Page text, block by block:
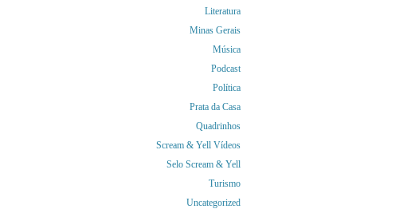
Literatura
Minas Gerais
Música
Podcast
Política
Prata da Casa
Quadrinhos
Scream & Yell Vídeos
Selo Scream & Yell
Turismo
Uncategorized